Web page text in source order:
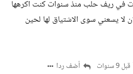
في ريف حلب منذ سنوات كنت اكرهها
لا يسعني سوى الاشتياق لها لحين
قبل 9 سنوات أضف ردا